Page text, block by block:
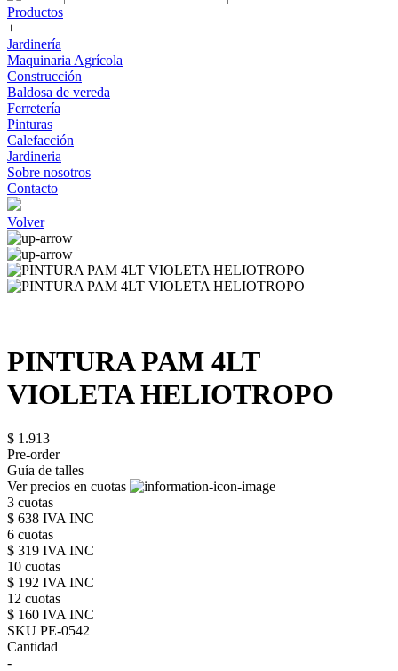
Productos
+
Jardinería
Maquinaria Agrícola
Construcción
Baldosa de vereda
Ferretería
Pinturas
Calefacción
Jardineria
Sobre nosotros
Contacto
Volver
PINTURA PAM 4LT
VIOLETA HELIOTROPO
$ 1.913
Pre-order
Guía de talles
Ver precios en cuotas
3 cuotas
$ 638 IVA INC
6 cuotas
$ 319 IVA INC
10 cuotas
$ 192 IVA INC
12 cuotas
$ 160 IVA INC
SKU PE-0542
Cantidad
-